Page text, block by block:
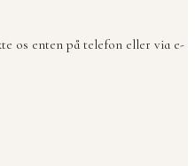
os enten på telefon eller via e-